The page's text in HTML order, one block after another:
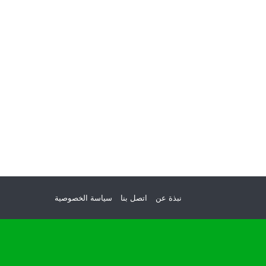
نبذة عن اتصل بنا سياسة الخصوصية